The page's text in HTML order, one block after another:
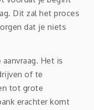
Dit zal het proces
dat je niets
Het is
of te
tot grote
erachter komt